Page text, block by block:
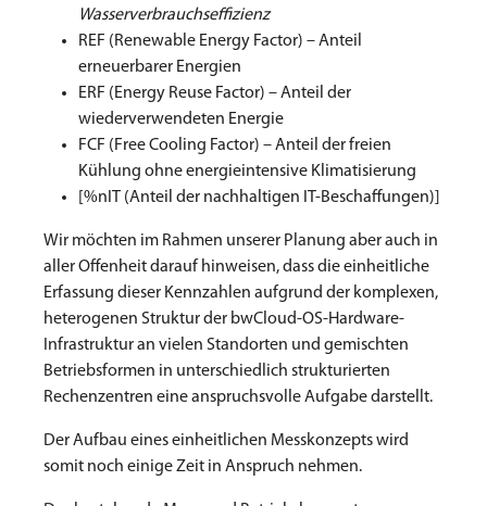
Wasserverbrauchseffizienz
REF (Renewable Energy Factor) – Anteil
erneuerbarer Energien
ERF (Energy Reuse Factor) – Anteil der
wiederverwendeten Energie
FCF (Free Cooling Factor) – Anteil der freien
Kühlung ohne energieintensive Klimatisierung
[%nIT (Anteil der nachhaltigen IT-Beschaffungen)]
Wir möchten im Rahmen unserer Planung aber auch in
aller Offenheit darauf hinweisen, dass die einheitliche
Erfassung dieser Kennzahlen aufgrund der komplexen,
heterogenen Struktur der bwCloud-OS-Hardware-
Infrastruktur an vielen Standorten und gemischten
Betriebsformen in unterschiedlich strukturierten
Rechenzentren eine anspruchsvolle Aufgabe darstellt.
Der Aufbau eines einheitlichen Messkonzepts wird
somit noch einige Zeit in Anspruch nehmen.